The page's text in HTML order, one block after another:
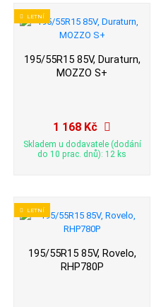
LETNÍ
195/55R15 85V, Duraturn,
MOZZO S+
1 168 Kč
Skladem u dodavatele (dodání
do 10 prac. dnů): 12 ks
LETNÍ
195/55R15 85V, Rovelo,
RHP780P